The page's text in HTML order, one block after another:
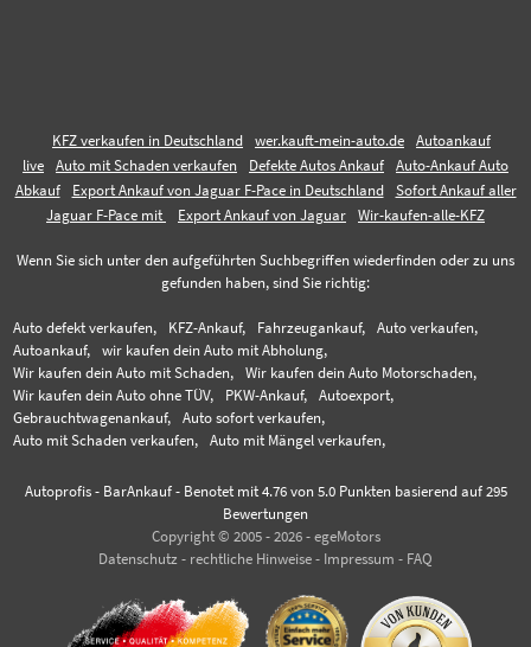
KFZ verkaufen in Deutschland wer.kauft-mein-auto.de
Autoankauf
live
Auto mit Schaden verkaufen Defekte Autos Ankauf
Auto-Ankauf Auto
Abkauf
Export Ankauf von Jaguar F-Pace in Deutschland
Sofort Ankauf aller
Jaguar F-Pace mit
Export Ankauf von Jaguar Wir-kaufen-alle-KFZ
Wenn Sie sich unter den aufgeführten Suchbegriffen wiederfinden oder zu uns
gefunden haben, sind Sie richtig:
Auto defekt verkaufen, KFZ-Ankauf, Fahrzeugankauf,
Auto verkaufen,
Autoankauf,
wir kaufen dein Auto mit Abholung,
Wir kaufen dein Auto mit Schaden,
Wir kaufen dein Auto Motorschaden,
Wir kaufen dein Auto ohne TÜV,
PKW-Ankauf,
Autoexport,
Gebrauchtwagenankauf,
Auto sofort verkaufen,
Auto mit Schaden verkaufen,
Auto mit Mängel verkaufen,
Autoprofis - BarAnkauf- Benotet mit 4.76von 5.0 Punkten basierend auf 295
Bewertungen
Copyright © 2005 - 2026 - egeMotors
Datenschutz - rechtliche Hinweise - Impressum - FAQ